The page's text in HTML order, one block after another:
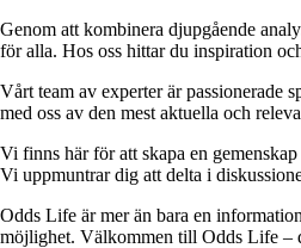
Genom att kombinera djupgående
för alla. Hos oss hittar du inspiration
Vårt team av experter är passionerade
med oss av den mest aktuella och
Vi finns här för att skapa en
Vi uppmuntrar dig att delta i
Odds Life är mer än bara en
möjlighet. Välkommen till Odds Life –